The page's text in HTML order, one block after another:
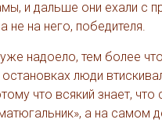
и дальше они ехали с
не на него, победителя.
надоело, тем более
люди
что всякий знает,
а на